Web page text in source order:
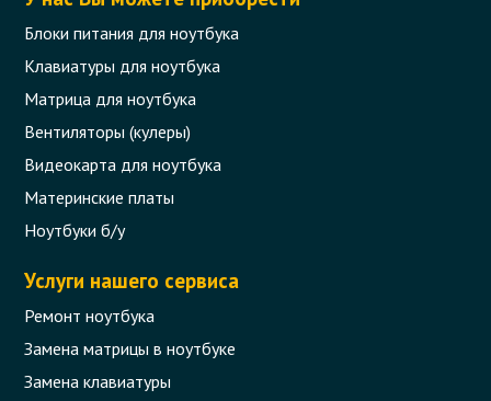
Блоки питания для ноутбука
Клавиатуры для ноутбука
Матрица для ноутбука
Вентиляторы (кулеры)
Видеокарта для ноутбука
Материнские платы
Ноутбуки б/у
Услуги нашего сервиса
Ремонт ноутбука
Замена матрицы в ноутбуке
Замена клавиатуры